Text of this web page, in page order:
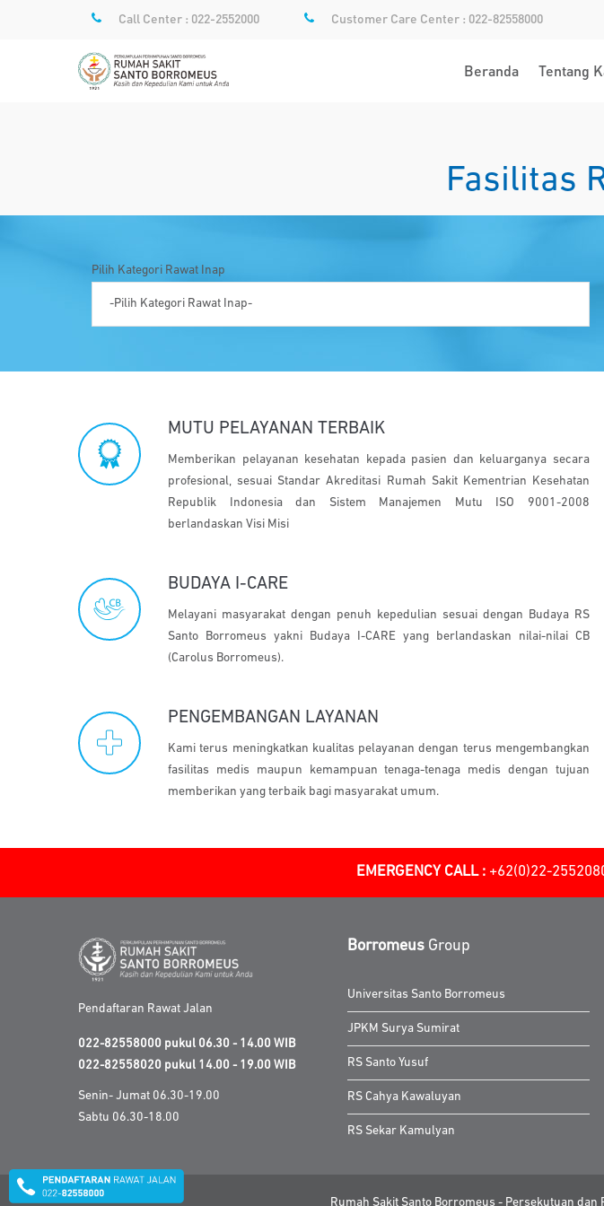
Call Center : 022-2552000 Customer Care Center : 022-82558000
Beranda Tentang
Fasilitas
Pilih Kategori Rawat Inap
MUTU PELAYANAN TERBAIK
Memberikan pelayanan kesehatan kepada pasien dan keluarganya secara
profesional, sesuai Standar Akreditasi Rumah Sakit Kementrian Kesehatan
Republik Indonesia dan Sistem Manajemen Mutu ISO 9001-2008
berlandaskan Visi Misi
BUDAYA I-CARE
Melayani masyarakat dengan penuh kepedulian sesuai dengan Budaya RS
Santo Borromeus yakni Budaya I-CARE yang berlandaskan nilai-nilai CB
(Carolus Borromeus).
PENGEMBANGAN LAYANAN
Kami terus meningkatkan kualitas pelayanan dengan terus mengembangkan
fasilitas medis maupun kemampuan tenaga-tenaga medis dengan tujuan
memberikan yang terbaik bagi masyarakat umum.
EMERGENCY CALL : +62(0)22-
Pendaftaran Rawat Jalan
022-82558000 pukul 06.30 - 14.00 WIB
022-82558020 pukul 14.00 - 19.00 WIB
Senin- Jumat 06.30-19.00
Sabtu 06.30-18.00
Borromeus Group
Universitas Santo Borromeus
JPKM Surya Sumirat
RS Santo Yusuf
RS Cahya Kawaluyan
RS Sekar Kamulyan
Rumah Sakit Santo Borromeus - Persekutuan dan